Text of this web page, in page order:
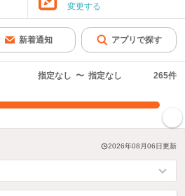
変更する
新着通知 アプリで探す
指定なし 〜 指定なし 265件
2026年08月06日更新